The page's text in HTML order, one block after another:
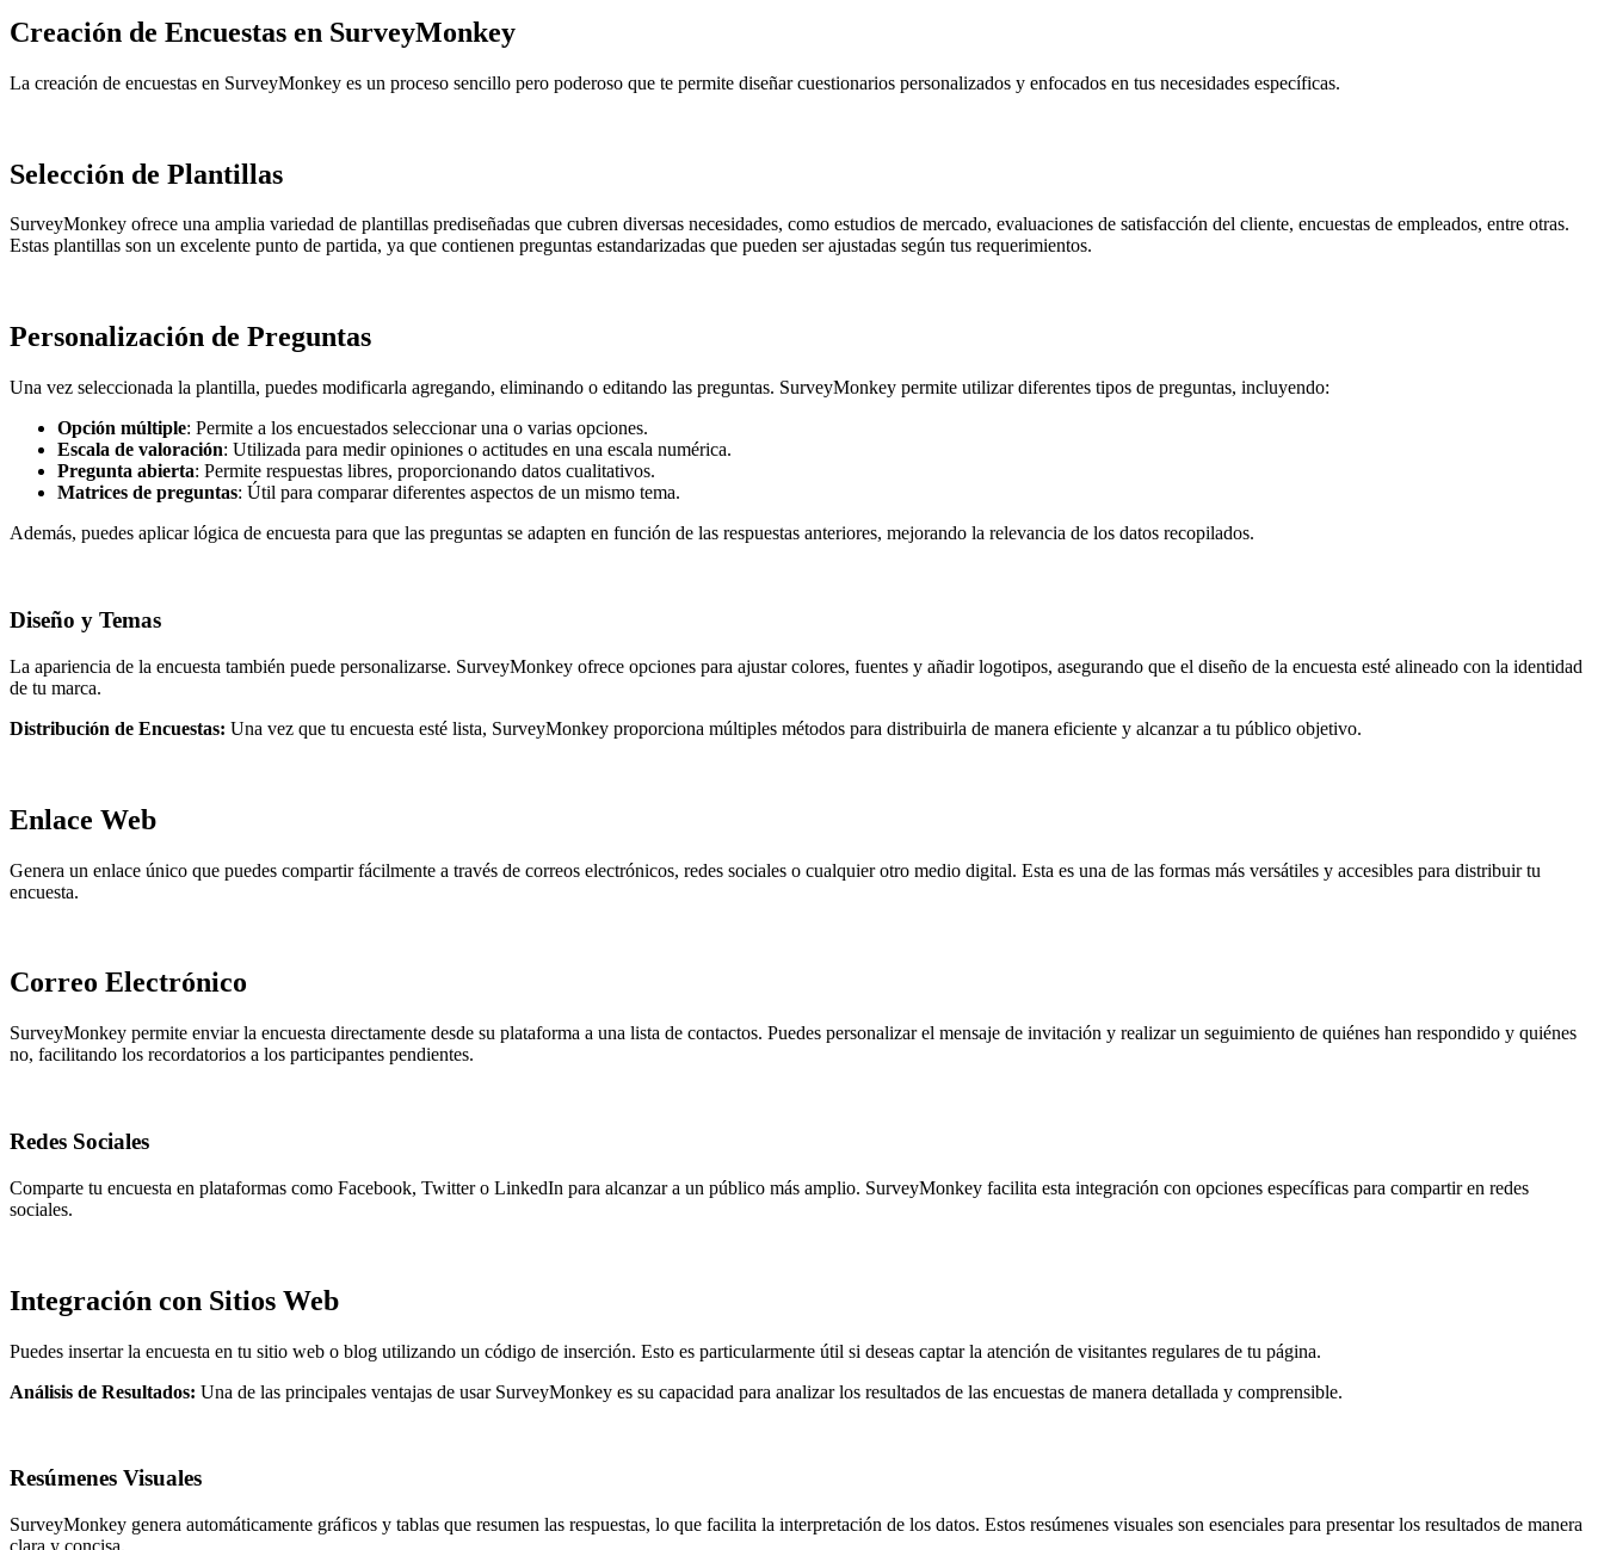
Creación de Encuestas en SurveyMonkey
La creación de encuestas en SurveyMonkey es un proceso sencillo pero poderoso que te permite diseñar cuestionarios personalizados y enfocados en tus necesidades específicas.
Selección de Plantillas
SurveyMonkey ofrece una amplia variedad de plantillas prediseñadas que cubren diversas necesidades, como estudios de mercado, evaluaciones de satisfacción del cliente, encuestas de empleados, entre otras.
Estas plantillas son un excelente punto de partida, ya que contienen preguntas estandarizadas que pueden ser ajustadas según tus requerimientos.
Personalización de Preguntas
Una vez seleccionada la plantilla, puedes modificarla agregando, eliminando o editando las preguntas. SurveyMonkey permite utilizar diferentes tipos de preguntas, incluyendo:
Opción múltiple: Permite a los encuestados seleccionar una o varias opciones.
Escala de valoración: Utilizada para medir opiniones o actitudes en una escala numérica.
Pregunta abierta: Permite respuestas libres, proporcionando datos cualitativos.
Matrices de preguntas: Útil para comparar diferentes aspectos de un mismo tema.
Además, puedes aplicar lógica de encuesta para que las preguntas se adapten en función de las respuestas anteriores, mejorando la relevancia de los datos recopilados.
Diseño y Temas
La apariencia de la encuesta también puede personalizarse. SurveyMonkey ofrece opciones para ajustar colores, fuentes y añadir logotipos, asegurando que el diseño de la encuesta esté alineado con la identidad
de tu marca.
Distribución de Encuestas: Una vez que tu encuesta esté lista, SurveyMonkey proporciona múltiples métodos para distribuirla de manera eficiente y alcanzar a tu público objetivo.
Enlace Web
Genera un enlace único que puedes compartir fácilmente a través de correos electrónicos, redes sociales o cualquier otro medio digital. Esta es una de las formas más versátiles y accesibles para distribuir tu
encuesta.
Correo Electrónico
SurveyMonkey permite enviar la encuesta directamente desde su plataforma a una lista de contactos. Puedes personalizar el mensaje de invitación y realizar un seguimiento de quiénes han respondido y quiénes
no, facilitando los recordatorios a los participantes pendientes.
Redes Sociales
Comparte tu encuesta en plataformas como Facebook, Twitter o LinkedIn para alcanzar a un público más amplio. SurveyMonkey facilita esta integración con opciones específicas para compartir en redes
sociales.
Integración con Sitios Web
Puedes insertar la encuesta en tu sitio web o blog utilizando un código de inserción. Esto es particularmente útil si deseas captar la atención de visitantes regulares de tu página.
Análisis de Resultados: Una de las principales ventajas de usar SurveyMonkey es su capacidad para analizar los resultados de las encuestas de manera detallada y comprensible.
Resúmenes Visuales
SurveyMonkey genera automáticamente gráficos y tablas que resumen las respuestas, lo que facilita la interpretación de los datos. Estos resúmenes visuales son esenciales para presentar los resultados de manera
clara y concisa.